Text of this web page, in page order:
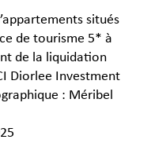
situés
de tourisme 5* à
de la liquidation
Diorlee Investment
: Méribel